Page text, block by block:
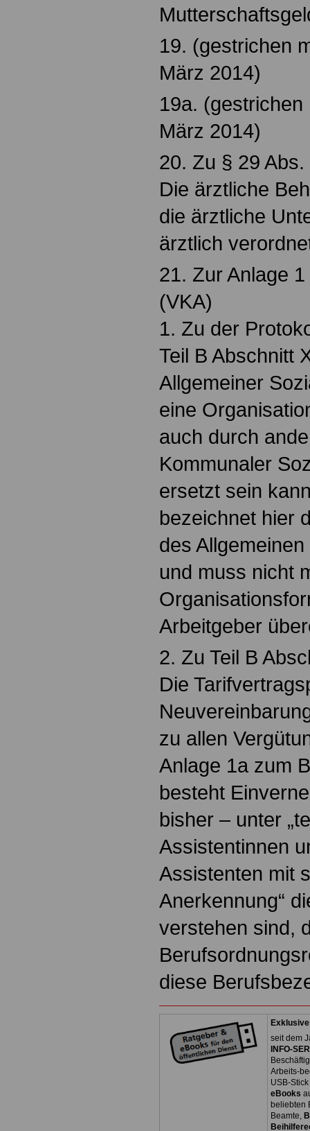
19. (gestrichen
März 2014)
19a.
März 2014)
20. Zu § 29
Die ärztliche
die ärztliche
ärztlich
21. Zur Anlage
(VKA)
1. Zu der
Teil B Abschnitt
Allgemeiner
eine
auch durch
Kommunaler
ersetzt sein
bezeichnet hier
des
und muss nicht
Arbeitgeber
2. Zu Teil B
Die
zu allen
Anlage 1a zum
besteht
bisher – unter
Assistentinnen
Assistenten mit
Anerkennung“
verstehen sind,
diese
seit dem
INFO-
Arbeits-
USB-
eBooks
beliebten
Beamte,